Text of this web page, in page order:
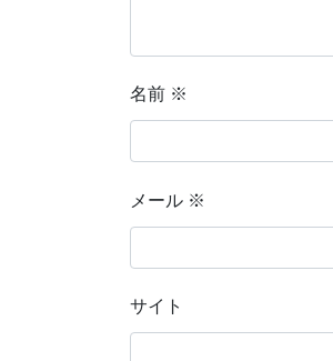
名前 ※
メール ※
サイト